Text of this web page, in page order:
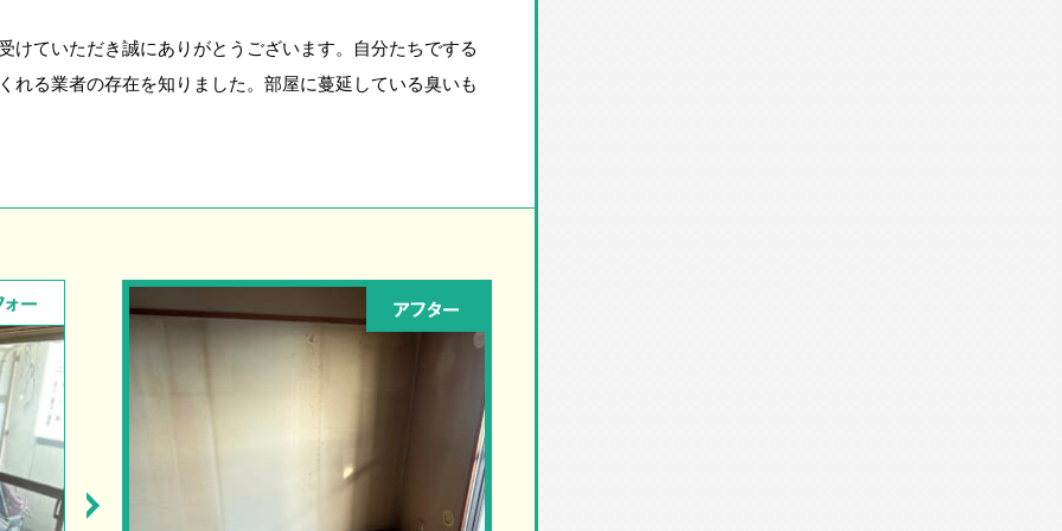
けていただき誠にありがとうございます。自分たちでする
れる業者の存在を知りました。部屋に蔓延している臭いも
ォー アフター